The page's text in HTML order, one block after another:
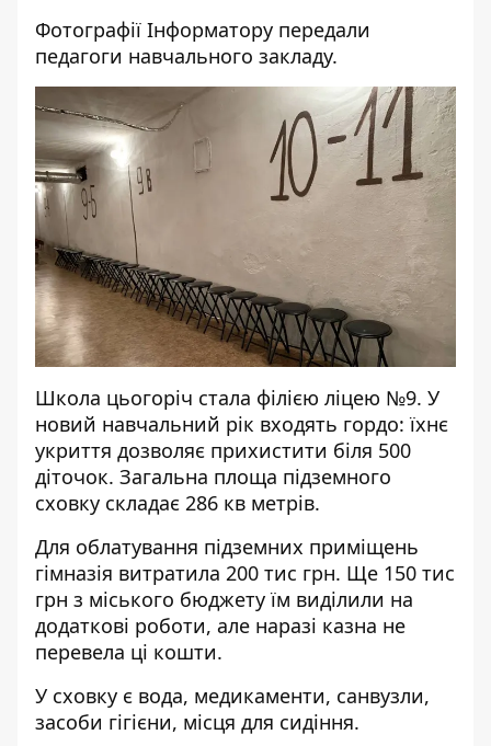
Фотографії Інформатору передали
педагоги навчального закладу.
Школа цьогоріч стала філією ліцею №9. У
новий навчальний рік входять гордо: їхнє
укриття дозволяє прихистити біля 500
діточок. Загальна площа підземного
сховку складає 286 кв метрів.
Для облатування підземних приміщень
гімназія витратила 200 тис грн. Ще 150 тис
грн з міського бюджету їм виділили на
додаткові роботи, але наразі казна не
перевела ці кошти.
У сховку є вода, медикаменти, санвузли,
засоби гігієни, місця для сидіння.